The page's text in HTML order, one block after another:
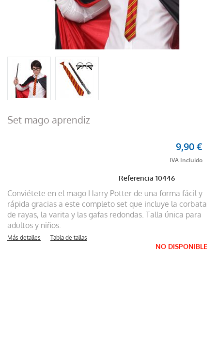
Set mago aprendiz
Referencia10446
9,90 €
Conviétete en el mago Harry Potter de una forma fácil y
rápida gracias a este completo set que incluye la corbata
de rayas, la varita y las gafas redondas. Talla única para
adultos y niños.
Más detalles Tabla de tallas
NO DISPONIBLE